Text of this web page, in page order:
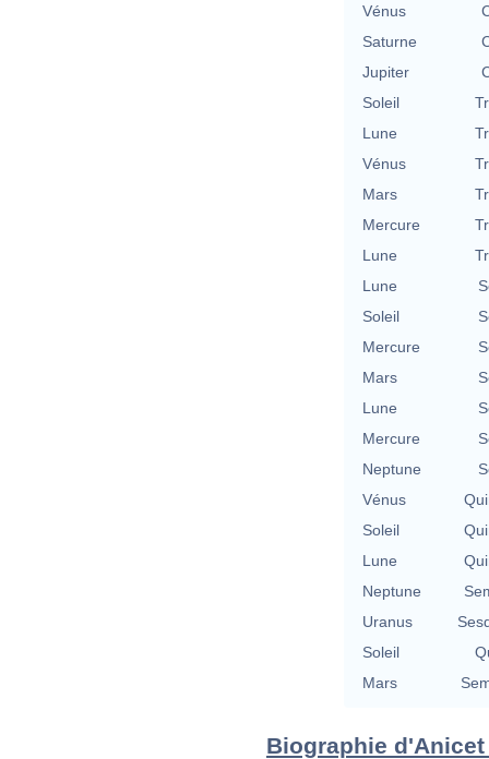
Vénus
Saturne
Jupiter
Soleil
Lune
Vénus
Mars
Mercure
Lune
Lune
Soleil
Mercure
Mars
Lune
Mercure
Neptune
Vénus
Soleil
Lune
Neptune
Uranus
Soleil
Mars
Biographie